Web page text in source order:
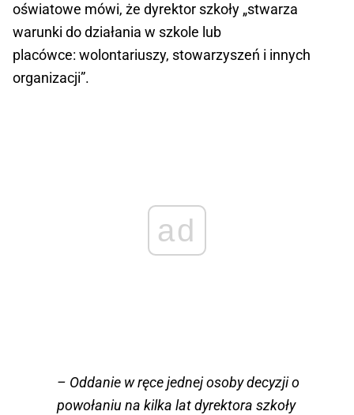
oświatowe mówi, że dyrektor szkoły „stwarza
warunki do działania w szkole lub
placówce: wolontariuszy, stowarzyszeń i innych
organizacji”.
ad
– Oddanie w ręce jednej osoby decyzji o
powołaniu na kilka lat dyrektora szkoły